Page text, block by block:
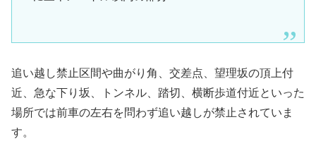
追い越し禁止区間や曲がり角、交差点、望理坂の頂上付
近、急な下り坂、トンネル、踏切、横断歩道付近といった
場所では前車の左右を問わず追い越しが禁止されていま
す。